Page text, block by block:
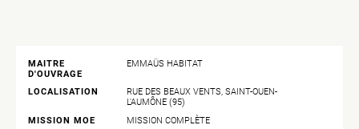
MAITRE
D'OUVRAGE
EMMAÜS HABITAT
LOCALISATION
RUE DES BEAUX VENTS, SAINT-OUEN-
L'AUMÔNE (95)
MISSION MOE
MISSION COMPLÈTE